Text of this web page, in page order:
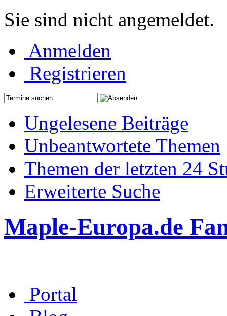
Sie sind nicht angemeldet.
Anmelden
Registrieren
Ungelesene Beiträge
Unbeantwortete Themen
Themen der letzten 24
Erweiterte Suche
Maple-Europa.de
Portal